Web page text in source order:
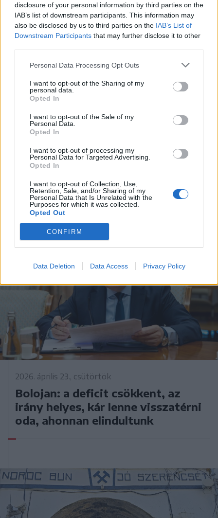
disclosure of your personal information by third parties on the
IAB’s list of downstream participants. This information may
also be disclosed by us to third parties on the IAB’s List of
Downstream Participants that may further disclose it to other
Personal Data Processing Opt Outs
I want to opt-out of the Sharing of my
personal data.
Opted In
I want to opt-out of the Sale of my
Personal Data.
Opted In
I want to opt-out of processing my
Personal Data for Targeted Advertising.
Opted In
I want to opt-out of Collection, Use,
Retention, Sale, and/or Sharing of my
Personal Data that Is Unrelated with the
Purposes for which it was collected.
Opted Out
CONFIRM
Data Deletion Data Access Privacy Policy
2026. április 23., csütörtök
2026 nehéz év a fuvarozóknak, és
ezt mindenki megérzi
2026. április 23., csütörtök
Bolojan: a deficit csökkent, az
irány helyes, kár lenne visszatérni
oda, ahonnan elindultunk